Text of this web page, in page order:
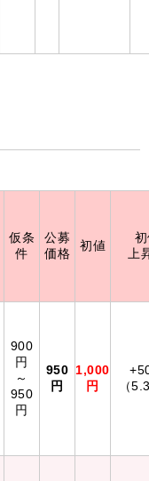
仮条
件
公募
価格
初値
上
900
円
～
950
円
950
円
1,000
円
（